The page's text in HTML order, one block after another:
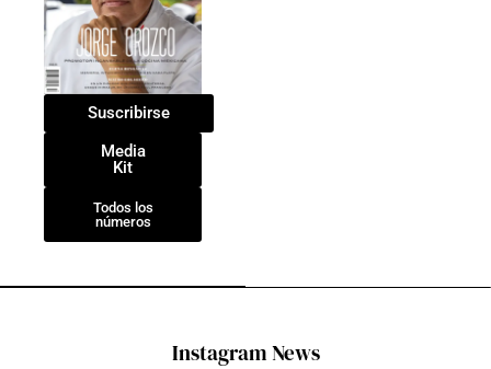
Suscribirse
Media
Kit
Todos los
números
Instagram News